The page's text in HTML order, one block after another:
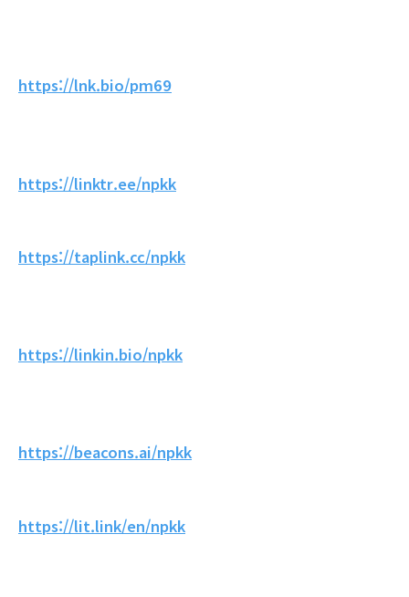
https://lnk.bio/pm69
https://linktr.ee/npkk
https://taplink.cc/npkk
https://linkin.bio/npkk
https://beacons.ai/npkk
https://lit.link/en/npkk